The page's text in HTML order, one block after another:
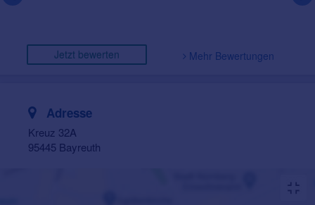
Jetzt bewerten Mehr Bewertungen
Adresse
Kreuz 32A
95445 Bayreuth